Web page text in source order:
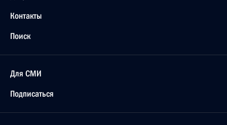
Контакты
Поиск
Для СМИ
Подписаться